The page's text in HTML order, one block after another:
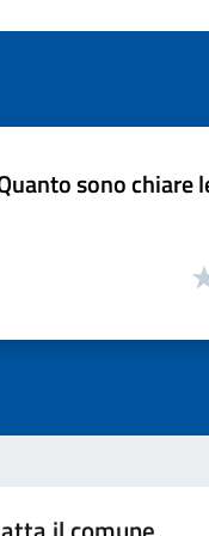
sono chiare